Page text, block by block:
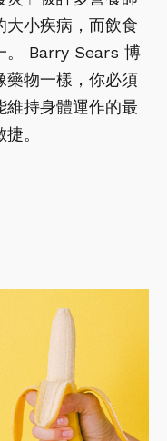
大小疾病，而飲食
。 Barry Sears 博
藥物一樣，你必須
維持身體運作的最
。